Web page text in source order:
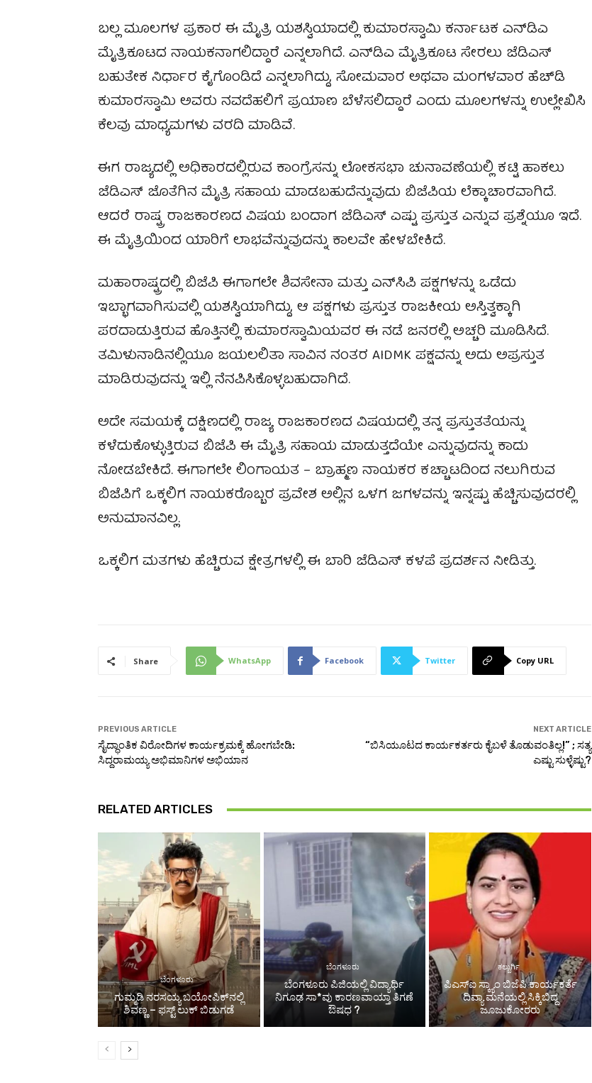
ಬಲ್ಲ ಮೂಲಗಳ ಪ್ರಕಾರ ಈ ಮೈತ್ರಿ ಯಶಸ್ವಿಯಾದಲ್ಲಿ ಕುಮಾರಸ್ವಾಮಿ ಕರ್ನಾಟಕ ಎನ್‌ಡಿಎ
ಮೈತ್ರಿಕೂಟದ ನಾಯಕನಾಗಲಿದ್ದಾರೆ ಎನ್ನಲಾಗಿದೆ. ಎನ್​ಡಿಎ ಮೈತ್ರಿಕೂಟ ಸೇರಲು ಜೆಡಿಎಸ್
ಬಹುತೇಕ ನಿರ್ಧಾರ ಕೈಗೊಂಡಿದೆ ಎನ್ನಲಾಗಿದ್ದು, ಸೋಮವಾರ ಅಥವಾ ಮಂಗಳವಾರ ಹೆಚ್​ಡಿ
ಕುಮಾರಸ್ವಾಮಿ ಅವರು ನವದೆಹಲಿಗೆ ಪ್ರಯಾಣ ಬೆಳೆಸಲಿದ್ದಾರೆ ಎಂದು ಮೂಲಗಳನ್ನು ಉಲ್ಲೇಖಿಸಿ
ಕೆಲವು ಮಾಧ್ಯಮಗಳು ವರದಿ ಮಾಡಿವೆ.
ಈಗ ರಾಜ್ಯದಲ್ಲಿ ಅಧಿಕಾರದಲ್ಲಿರುವ ಕಾಂಗ್ರೆಸನ್ನು ಲೋಕಸಭಾ ಚುನಾವಣೆಯಲ್ಲಿ ಕಟ್ಟಿ ಹಾಕಲು
ಜೆಡಿಎಸ್‌ ಜೊತೆಗಿನ ಮೈತ್ರಿ ಸಹಾಯ ಮಾಡಬಹುದೆನ್ನುವುದು ಬಿಜೆಪಿಯ ಲೆಕ್ಕಾಚಾರವಾಗಿದೆ.
ಆದರೆ ರಾಷ್ಟ್ರ ರಾಜಕಾರಣದ ವಿಷಯ ಬಂದಾಗ ಜೆಡಿಎಸ್‌ ಎಷ್ಟು ಪ್ರಸ್ತುತ ಎನ್ನುವ ಪ್ರಶ್ನೆಯೂ ಇದೆ.
ಈ ಮೈತ್ರಿಯಿಂದ ಯಾರಿಗೆ ಲಾಭವೆನ್ನುವುದನ್ನು ಕಾಲವೇ ಹೇಳಬೇಕಿದೆ.
ಮಹಾರಾಷ್ಟ್ರದಲ್ಲಿ ಬಿಜೆಪಿ ಈಗಾಗಲೇ ಶಿವಸೇನಾ ಮತ್ತು ಎನ್‌ಸಿಪಿ ಪಕ್ಷಗಳನ್ನು ಒಡೆದು
ಇಬ್ಭಾಗವಾಗಿಸುವಲ್ಲಿ ಯಶಸ್ವಿಯಾಗಿದ್ದು, ಆ ಪಕ್ಷಗಳು ಪ್ರಸ್ತುತ ರಾಜಕೀಯ ಅಸ್ತಿತ್ವಕ್ಕಾಗಿ
ಪರದಾಡುತ್ತಿರುವ ಹೊತ್ತಿನಲ್ಲಿ ಕುಮಾರಸ್ವಾಮಿಯವರ ಈ ನಡೆ ಜನರಲ್ಲಿ ಅಚ್ಚರಿ ಮೂಡಿಸಿದೆ.
ತಮಿಳುನಾಡಿನಲ್ಲಿಯೂ ಜಯಲಲಿತಾ ಸಾವಿನ ನಂತರ AIDMK ಪಕ್ಷವನ್ನು ಅದು ಅಪ್ರಸ್ತುತ
ಮಾಡಿರುವುದನ್ನು ಇಲ್ಲಿ ನೆನಪಿಸಿಕೊಳ್ಳಬಹುದಾಗಿದೆ.
ಅದೇ ಸಮಯಕ್ಕೆ ದಕ್ಷಿಣದಲ್ಲಿ ರಾಜ್ಯ ರಾಜಕಾರಣದ ವಿಷಯದಲ್ಲಿ ತನ್ನ ಪ್ರಸ್ತುತತೆಯನ್ನು
ಕಳೆದುಕೊಳ್ಳುತ್ತಿರುವ ಬಿಜೆಪಿ ಈ ಮೈತ್ರಿ ಸಹಾಯ ಮಾಡುತ್ತದೆಯೇ ಎನ್ನುವುದನ್ನು ಕಾದು
ನೋಡಬೇಕಿದೆ. ಈಗಾಗಲೇ ಲಿಂಗಾಯತ – ಬ್ರಾಹ್ಮಣ ನಾಯಕರ ಕಚ್ಚಾಟದಿಂದ ನಲುಗಿರುವ
ಬಿಜೆಪಿಗೆ ಒಕ್ಕಲಿಗ ನಾಯಕರೊಬ್ಬರ ಪ್ರವೇಶ ಅಲ್ಲಿನ ಒಳಗ ಜಗಳವನ್ನು ಇನ್ನಷ್ಟು ಹೆಚ್ಚಿಸುವುದರಲ್ಲಿ
ಅನುಮಾನವಿಲ್ಲ.
ಒಕ್ಕಲಿಗ ಮತಗಳು ಹೆಚ್ಚಿರುವ ಕ್ಷೇತ್ರಗಳಲ್ಲಿ ಈ ಬಾರಿ ಜೆಡಿಎಸ್‌ ಕಳಪೆ ಪ್ರದರ್ಶನ ನೀಡಿತ್ತು.
Share WhatsApp Facebook Twitter Copy URL
PREVIOUS ARTICLE
ಸೈದ್ಧಾಂತಿಕ ವಿರೋದಿಗಳ ಕಾರ್ಯಕ್ರಮಕ್ಕೆ ಹೋಗಬೇಡಿ:
ಸಿದ್ದರಾಮಯ್ಯ ಅಭಿಮಾನಿಗಳ ಅಭಿಯಾನ
NEXT ARTICLE
“ಬಿಸಿಯೂಟದ ಕಾರ್ಯಕರ್ತರು ಕೈಬಳೆ ತೊಡುವಂತಿಲ್ಲ!” ; ಸತ್ಯ
ಎಷ್ಟು ಸುಳ್ಳೆಷ್ಟು?
RELATED ARTICLES
ಬೆಂಗಳೂರು
ಗುಮ್ಮಡಿ ನರಸಯ್ಯ ಬಯೋಪಿಕ್‌ನಲ್ಲಿ
ಶಿವಣ್ಣ – ಫಸ್ಟ್‌ ಲುಕ್‌ ಬಿಡುಗಡೆ
ಬೆಂಗಳೂರು
ಬೆಂಗಳೂರು ಪಿಜಿಯಲ್ಲಿ ವಿದ್ಯಾರ್ಥಿ
ನಿಗೂಢ ಸಾ*ವು ಕಾರಣವಾಯ್ತಾ ತಿಗಣೆ
ಔಷಧ ?
ಕಲ್ಬುರ್ಗಿ
ಪಿಎಸ್‌ಐ ಸ್ಕ್ಯಾಂ ಬಿಜೆಪಿ ಕಾರ್ಯಕರ್ತೆ
ದಿವ್ಯಾ ಮನೆಯಲ್ಲಿ ಸಿಕ್ಕಿಬಿದ್ದ
ಜೂಜುಕೋರರು